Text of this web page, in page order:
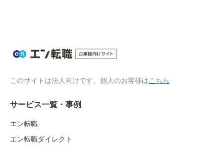
このサイトは法人向けです。個人のお客様はこちら
サービス一覧・事例
エン転職
エン転職ダイレクト